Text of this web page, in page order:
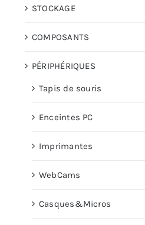
STOCKAGE
COMPOSANTS
PÉRIPHÉRIQUES
Tapis de souris
Enceintes PC
Imprimantes
WebCams
Casques&Micros